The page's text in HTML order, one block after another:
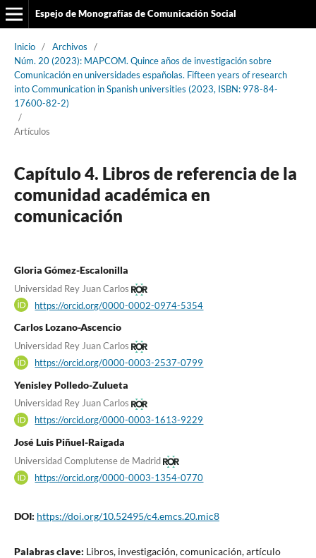
Espejo de Monografías de Comunicación Social
Inicio / Archivos
/
Núm. 20 (2023): MAPCOM. Quince años de investigación sobre
Comunicación en universidades españolas. Fifteen years of research
into Communication in Spanish universities (2023, ISBN: 978-84-
17600-82-2)
/
Artículos
Capítulo 4. Libros de referencia de la
comunidad académica en
comunicación
Gloria Gómez-Escalonilla
Universidad Rey Juan Carlos
https://orcid.org/0000-0002-0974-5354
Carlos Lozano-Ascencio
Universidad Rey Juan Carlos
https://orcid.org/0000-0003-2537-0799
Yenisley Polledo-Zulueta
Universidad Rey Juan Carlos
https://orcid.org/0000-0003-1613-9229
José Luis Piñuel-Raigada
Universidad Complutense de Madrid
https://orcid.org/0000-0003-1354-0770
DOI: https://doi.org/10.52495/c4.emcs.20.mic8
Palabras clave: Libros, investigación, comunicación, artículo